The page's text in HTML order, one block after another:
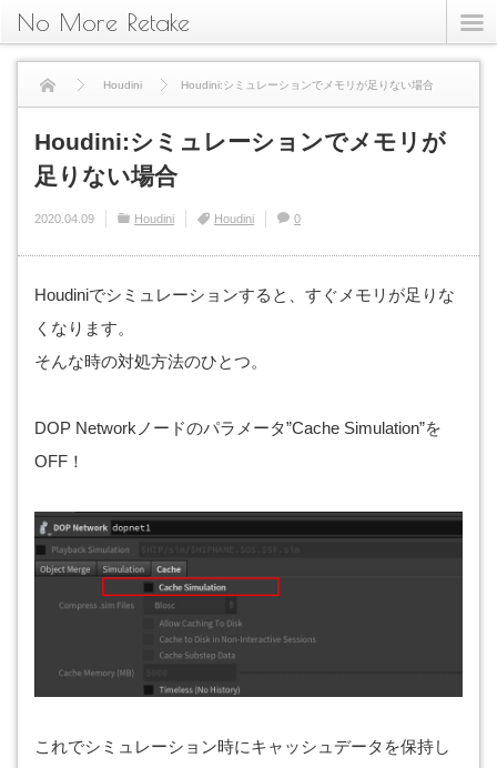
No More Retake
Houdini Houdini:シミュレーションでメモリが足りない場合
Houdini:シミュレーションでメモリが
足りない場合
2020.04.09 Houdini Houdini 0
Houdiniでシミュレーションすると、すぐメモリが足りな
くなります。
そんな時の対処方法のひとつ。
DOP Networkノードのパラメータ”Cache Simulation”を
OFF！
これでシミュレーション時にキャッシュデータを保持し